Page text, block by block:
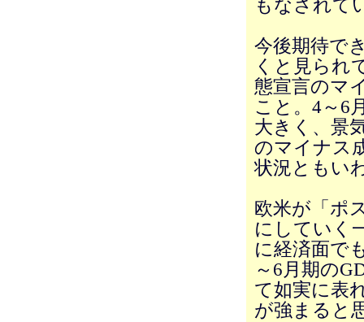
もなされて
今後期待で
くと見られ
態宣言のマ
こと。4～6
大きく、景
のマイナス
状況ともい
欧米が「ポ
にしていく
に経済面で
～6月期の
て如実に表
が強まると